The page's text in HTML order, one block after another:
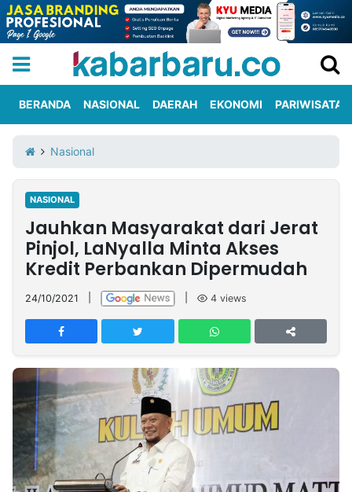
Iklan
Berita
Kami
Nasional
International
Olahraga
Entertainment
Daerah
Pariwisata
Kuliner
Kolom
Network
PT
TREETAN
INDONESIA
Partner
Insight
NTB
Suara
Time
Lens
IDN
Daily
Jogja
Jalan
Rakyat
Idealita
News
Kita
Notice
Radar
Baru
Seedbacklink
BERANDA NASIONAL DAERAH EKONOMI PARIWISATA
Nasional
NASIONAL
Jauhkan Masyarakat dari Jerat
Pinjol, LaNyalla Minta Akses
Kredit Perbankan Dipermudah
24/10/2021 4 views